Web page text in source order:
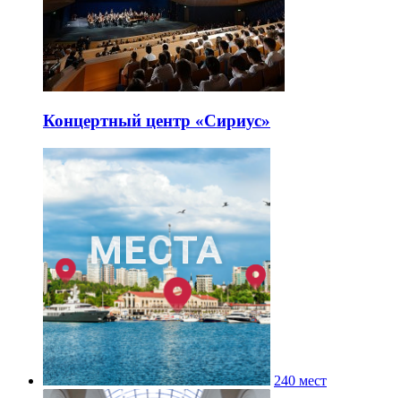
Концертный центр «Сириус»
240 мест